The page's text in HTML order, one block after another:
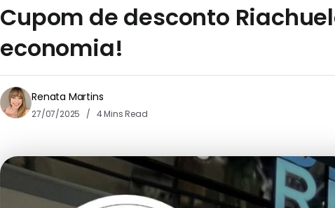
Cupom de desconto
economia!
Renata Martins
27/07/2025 4 Mins Read